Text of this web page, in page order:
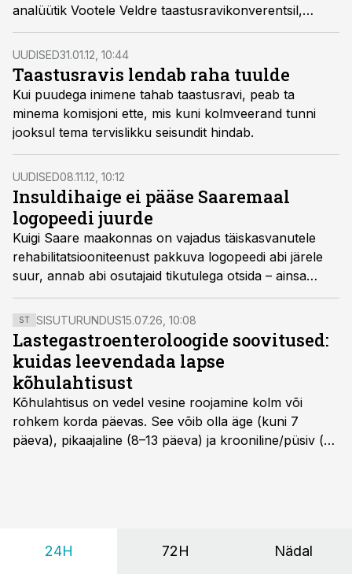
analüütik Vootele Veldre taastusravikonverentsil,
vahendas tarbija24.
UUDISED31.01.12, 10:44
Taastusravis lendab raha tuulde
Kui puudega inimene tahab taastusravi, peab ta
minema komisjoni ette, mis kuni kolmveerand tunni
jooksul tema tervislikku seisundit hindab.
UUDISED08.11.12, 10:12
Insuldihaige ei pääse Saaremaal
logopeedi juurde
Kuigi Saare maakonnas on vajadus täiskasvanutele
rehabilitatsiooniteenust pakkuva logopeedi abi järele
suur, annab abi osutajaid tikutulega otsida – ainsa
täiskasvanuid aitava spetsialisti vastuvõtule
pääsemiseks ulatub järjekord 2014. aastasse, kirjutas
Saarte Hääl.
ST SISUTURUNDUS15.07.26, 10:08
Lastegastroenteroloogide soovitused:
kuidas leevendada lapse
kõhulahtisust
Kõhulahtisus on vedel vesine roojamine kolm või
rohkem korda päevas. See võib olla äge (kuni 7
päeva), pikaajaline (8–13 päeva) ja krooniline/püsiv (>
24H 72H Nädal